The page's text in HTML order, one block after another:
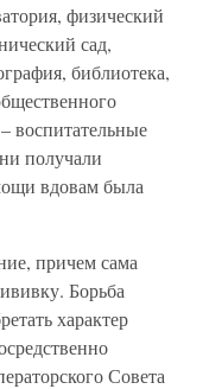
физический
сад,
библиотека,
воспитательные
получали
вдовам была
причем сама
Борьба
характер
Совета